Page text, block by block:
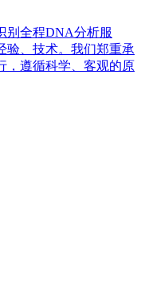
别全程DNA分析服
验、技术。我们郑重承
，遵循科学、客观的原